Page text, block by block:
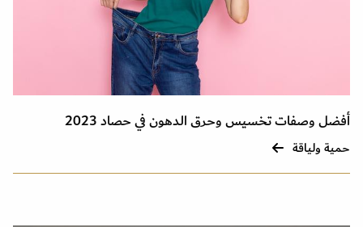
أفضل وصفات تخسيس وحرق الدهون في حصاد 2023
حمية ولياقة